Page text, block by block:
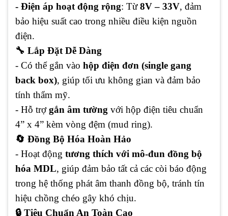
- Điện áp hoạt động rộng: Từ8V – 33V, đảm
bảo hiệu suất cao trong nhiều điều kiện nguồn
điện.
🔧 Lắp Đặt Dễ Dàng
- Có thể gắn vào hộp điện đơn (single gang
back box), giúp tối ưu không gian và đảm bảo
tính thẩm mỹ.
- Hỗ trợgắn âm tường với hộp điện tiêu chuẩn
4” x 4” kèm vòng đệm (mud ring).
🔄 Đồng Bộ Hóa Hoàn Hảo
- Hoạt động tương thích với mô-đun đồng bộ
hóa MDL, giúp đảm bảo tất cả các còi báo động
trong hệ thống phát âm thanh đồng bộ, tránh tín
hiệu chồng chéo gây khó chịu.
🔒 Tiêu Chuẩn An Toàn Cao